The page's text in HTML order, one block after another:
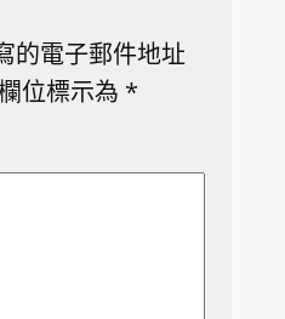
的電子郵件地址
位標示為 *